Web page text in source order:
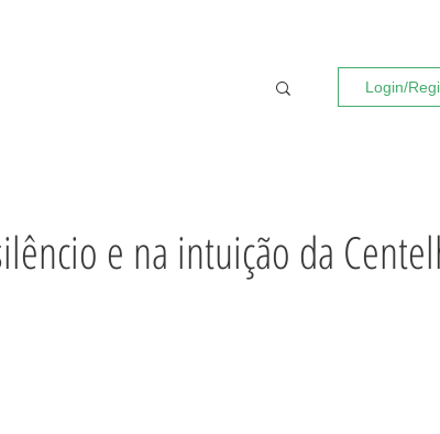
Login/
e na intuição da